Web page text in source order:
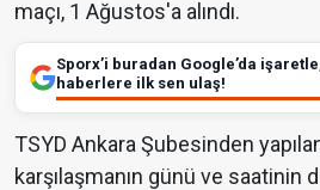
maçı, 1 Ağustos'a alındı.
Sporx’i buradan Google’da
haberlere ilk sen ulaş!
TSYD Ankara Şubesinden
karşılaşmanın günü ve saatinin